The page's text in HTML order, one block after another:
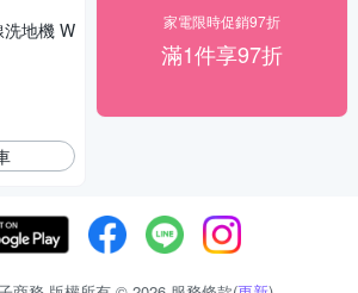
地機 W
家電限時促銷97折
滿1件享97折